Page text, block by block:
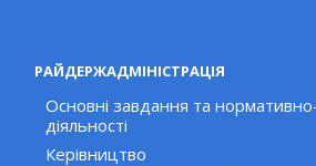
РАЙДЕРЖАДМІНІСТРАЦІЯ
Основні завдання та
діяльності
Керівництво